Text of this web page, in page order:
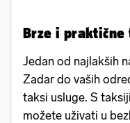
Brze i praktične
Jedan od najlakših
Zadar do vaših
taksi usluge. S
možete uživati u